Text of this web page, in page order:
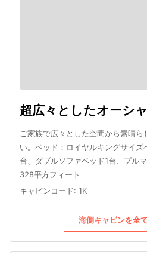
超広々としたオーシ
ご家族で広々とした空間から素晴ら
い。ベッド：ロイヤルキングサイ
台、ダブルソファベッド1台、プル
328平方フィート
キャビンコード: 1K
海側キャビンを全